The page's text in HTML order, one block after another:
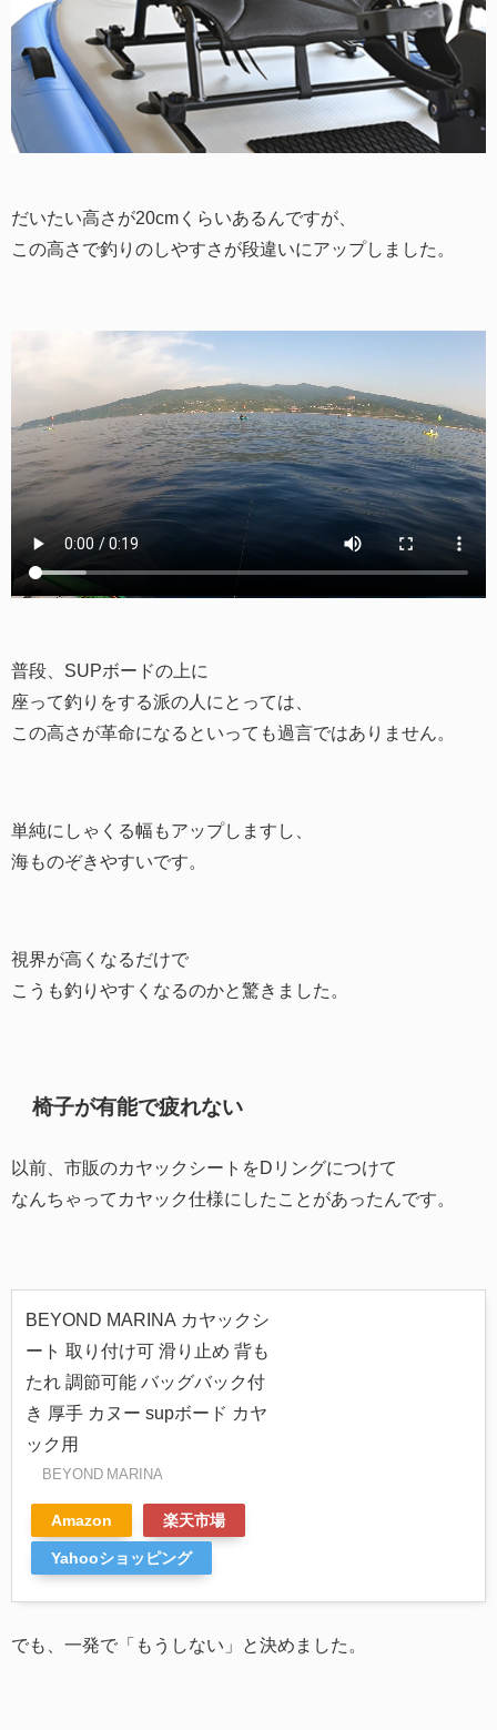
だいたい高さが20cmくらいあるんですが、
この高さで釣りのしやすさが段違いにアップしました。
普段、SUPボードの上に
座って釣りをする派の人にとっては、
この高さが革命になるといっても過言ではありません。
単純にしゃくる幅もアップしますし、
海ものぞきやすいです。
視界が高くなるだけで
こうも釣りやすくなるのかと驚きました。
椅子が有能で疲れない
以前、市販のカヤックシートをDリングにつけて
なんちゃってカヤック仕様にしたことがあったんです。
BEYOND MARINA カヤックシ
ート 取り付け可 滑り止め 背も
たれ 調節可能 バッグバック付
き 厚手 カヌー supボード カヤ
ック用
BEYOND MARINA
Amazon 楽天市場
Yahooショッピング
でも、一発で「もうしない」と決めました。